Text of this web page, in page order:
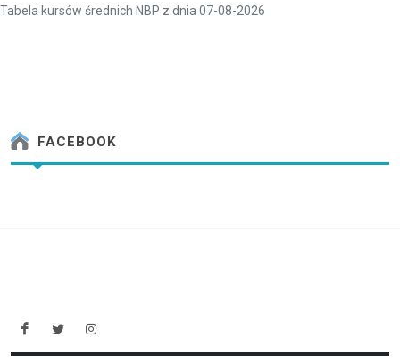
Tabela kursów średnich NBP z dnia 07-08-2026
FACEBOOK